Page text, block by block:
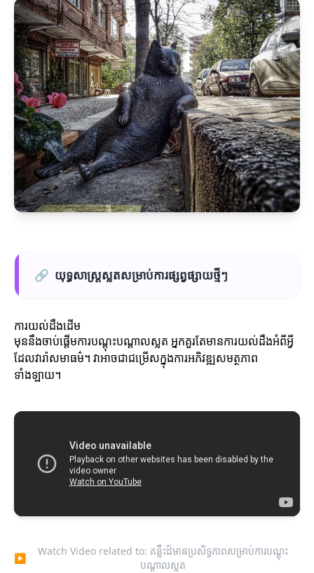
🔗 យុទ្ធសាស្ត្រស្លតសម្រាប់ការផ្សព្វផ្សាយថ្មីៗ
ការយល់ដឹងដើម
មុននឹងចាប់ផ្តើមការបណ្តុះបណ្តាលស្លត អ្នកគួរតែមានការយល់ដឹងអំពីអ្វី
ដែលវារ៉ាសមាធម៌។ វាអាចជាជម្រើសក្នុងការអភិវឌ្ឍសមត្ថភាព
ទាំងឡាយ។
▶
Watch Video related to: គន្លឹះដ៏មានប្រសិទ្ធភាពសម្រាប់ការបណ្តុះ
បណ្តាលស្លត